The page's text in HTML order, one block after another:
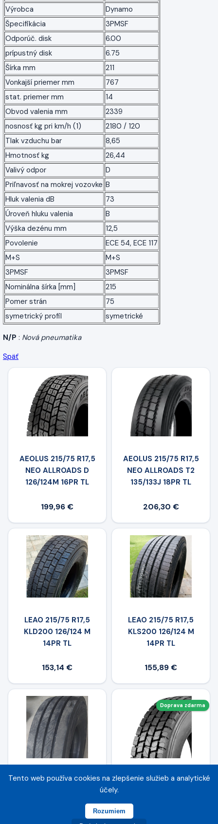
Výrobca
Dynamo
Špecifikácia
3PMSF
Odporúč. disk
6.00
prípustný disk
6.75
Šírka mm
211
Vonkajší priemer mm
767
stat. priemer mm
14
Obvod valenia mm
2339
nosnosť kg pri km/h (1)
2180 / 120
Tlak vzduchu bar
8,65
Hmotnosť kg
26,44
Valivý odpor
D
Priľnavosť na mokrej vozovke B
Hluk valenia dB
73
Úroveň hluku valenia
B
Výška dezénu mm
12,5
Povolenie
ECE 54, ECE 117
M+S
M+S
3PMSF
3PMSF
Nominálna šírka [mm]
215
Pomer strán
75
symetrický profil
symetrické
N/P : Nová pneumatika
Späť
AEOLUS 215/75 R17,5
NEO ALLROADS D
126/124M 16PR TL
199,96 €
AEOLUS 215/75 R17,5
NEO ALLROADS T2
135/133J 18PR TL
206,30 €
LEAO 215/75 R17,5
KLD200 126/124 M
14PR TL
153,14 €
LEAO 215/75 R17,5
KLS200 126/124 M
14PR TL
155,89 €
LING LONG 215/75
Doprava zdarma
WINDPOWER 215/75 R
Tento web používa cookies na zlepšenie služieb a analytické
účely.
Rozumiem